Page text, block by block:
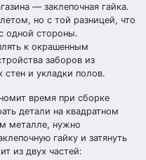
— заклепочная гайка.
но с той разницей, что
одной стороны.
к окрашенным
заборов из
и укладки полов.
время при сборке
детали на квадратном
металле, нужно
гайку и затянуть
из двух частей: